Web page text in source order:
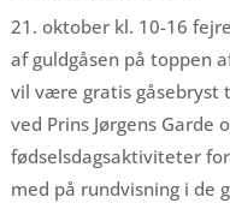
21. oktober kl. 10-16
af guldgåsen på toppen
vil være gratis gåsebryst
ved Prins Jørgens Garde
fødselsdagsaktiviteter
med på rundvisning i de